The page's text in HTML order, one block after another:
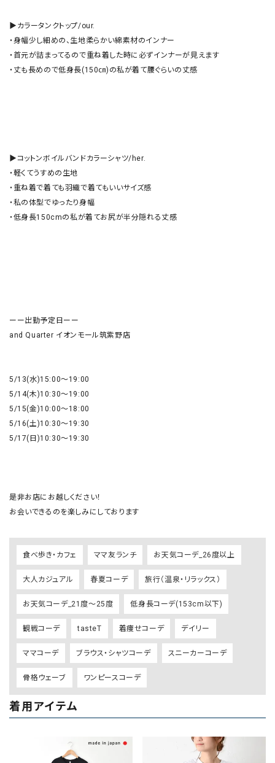
▶︎カラータンクトップ/our.
・身幅少し細めの、生地柔らかい綿素材のインナー
・首元が詰まってるので重ね着した時に必ずインナーが見えます
・丈も長めので低身長(150㎝)の私が着て腰ぐらいの丈感
▶︎コットンボイルバンドカラーシャツ/her.
・軽くてうすめの生地
・重ね着で着ても羽織で着てもいいサイズ感
・私の体型でゆったり身幅
・低身長150cmの私が着てお尻が半分隠れる丈感
ーー出勤予定日ーー
and Quarter イオンモール筑紫野店
5/13(水)15:00〜19:00
5/14(木)10:30〜19:00
5/15(金)10:00〜18:00
5/16(土)10:30〜19:30
5/17(日)10:30〜19:30
是非お店にお越しください！
お会いできるのを楽しみにしております
食べ歩き・カフェ ママ友ランチ お天気コーデ_26度以上
大人カジュアル 春夏コーデ 旅行（温泉・リラックス）
お天気コーデ_21度～25度 低身長コーデ(153cm以下)
観戦コーデ tasteT 着痩せコーデ デイリー
ママコーデ ブラウス・シャツコーデ スニーカーコーデ
骨格ウェーブ ワンピースコーデ
着用アイテム